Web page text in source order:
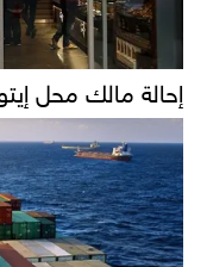
إحالة مالك محل